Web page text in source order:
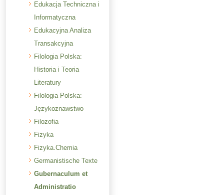
Edukacja Techniczna i
Informatyczna
Edukacyjna Analiza
Transakcyjna
Filologia Polska:
Historia i Teoria
Literatury
Filologia Polska:
Językoznawstwo
Filozofia
Fizyka
Fizyka.Chemia
Germanistische Texte
Gubernaculum et
Administratio